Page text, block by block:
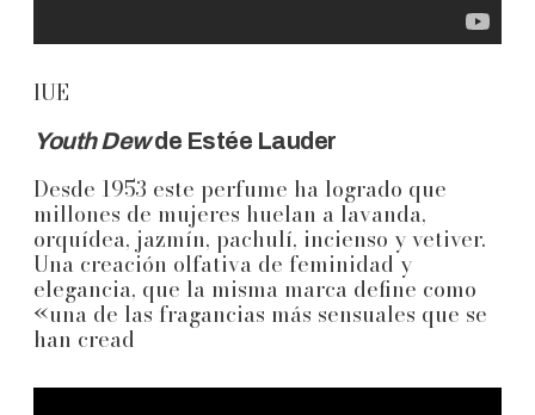
lUE
Youth Dewde Estée Lauder
Desde 1953 este perfume ha logrado que
millones de mujeres huelan a lavanda,
orquídea, jazmín, pachulí, incienso y vetiver.
Una creación olfativa de feminidad y
elegancia, que la misma marca define como
«una de las fragancias más sensuales que se
han cread